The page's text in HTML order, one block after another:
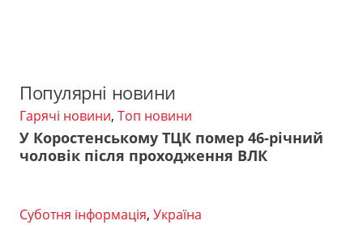
Популярні новини
Гарячі новини, Топ новини
У Коростенському ТЦК помер 46-річний
чоловік після проходження ВЛК
Суботня інформація, Україна